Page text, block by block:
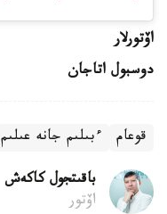
اۆتورلار
دوسبول اتاجان
قوعام ءبىلىم جانە عىلىم
باقىتجول كاكەش
اۆتور